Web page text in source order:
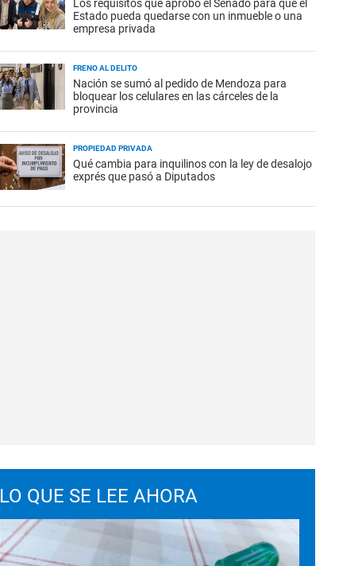
Los requisitos que aprobó el Senado para que el
Estado pueda quedarse con un inmueble o una
empresa privada
FRENO AL DELITO
Nación se sumó al pedido de Mendoza para
bloquear los celulares en las cárceles de la
provincia
PROPIEDAD PRIVADA
Qué cambia para inquilinos con la ley de desalojo
exprés que pasó a Diputados
LO QUE SE LEE AHORA